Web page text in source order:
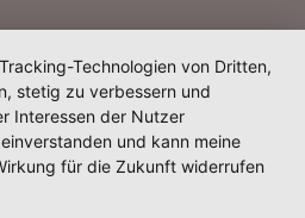
Technologien von Dritten,
stetig zu verbessern und
Interessen der Nutzer
und kann meine
für die Zukunft widerrufen